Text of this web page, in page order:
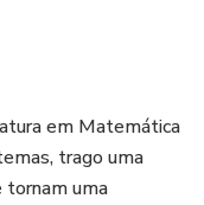
e
Harv Eker
em Matemática
trago uma
tornam uma